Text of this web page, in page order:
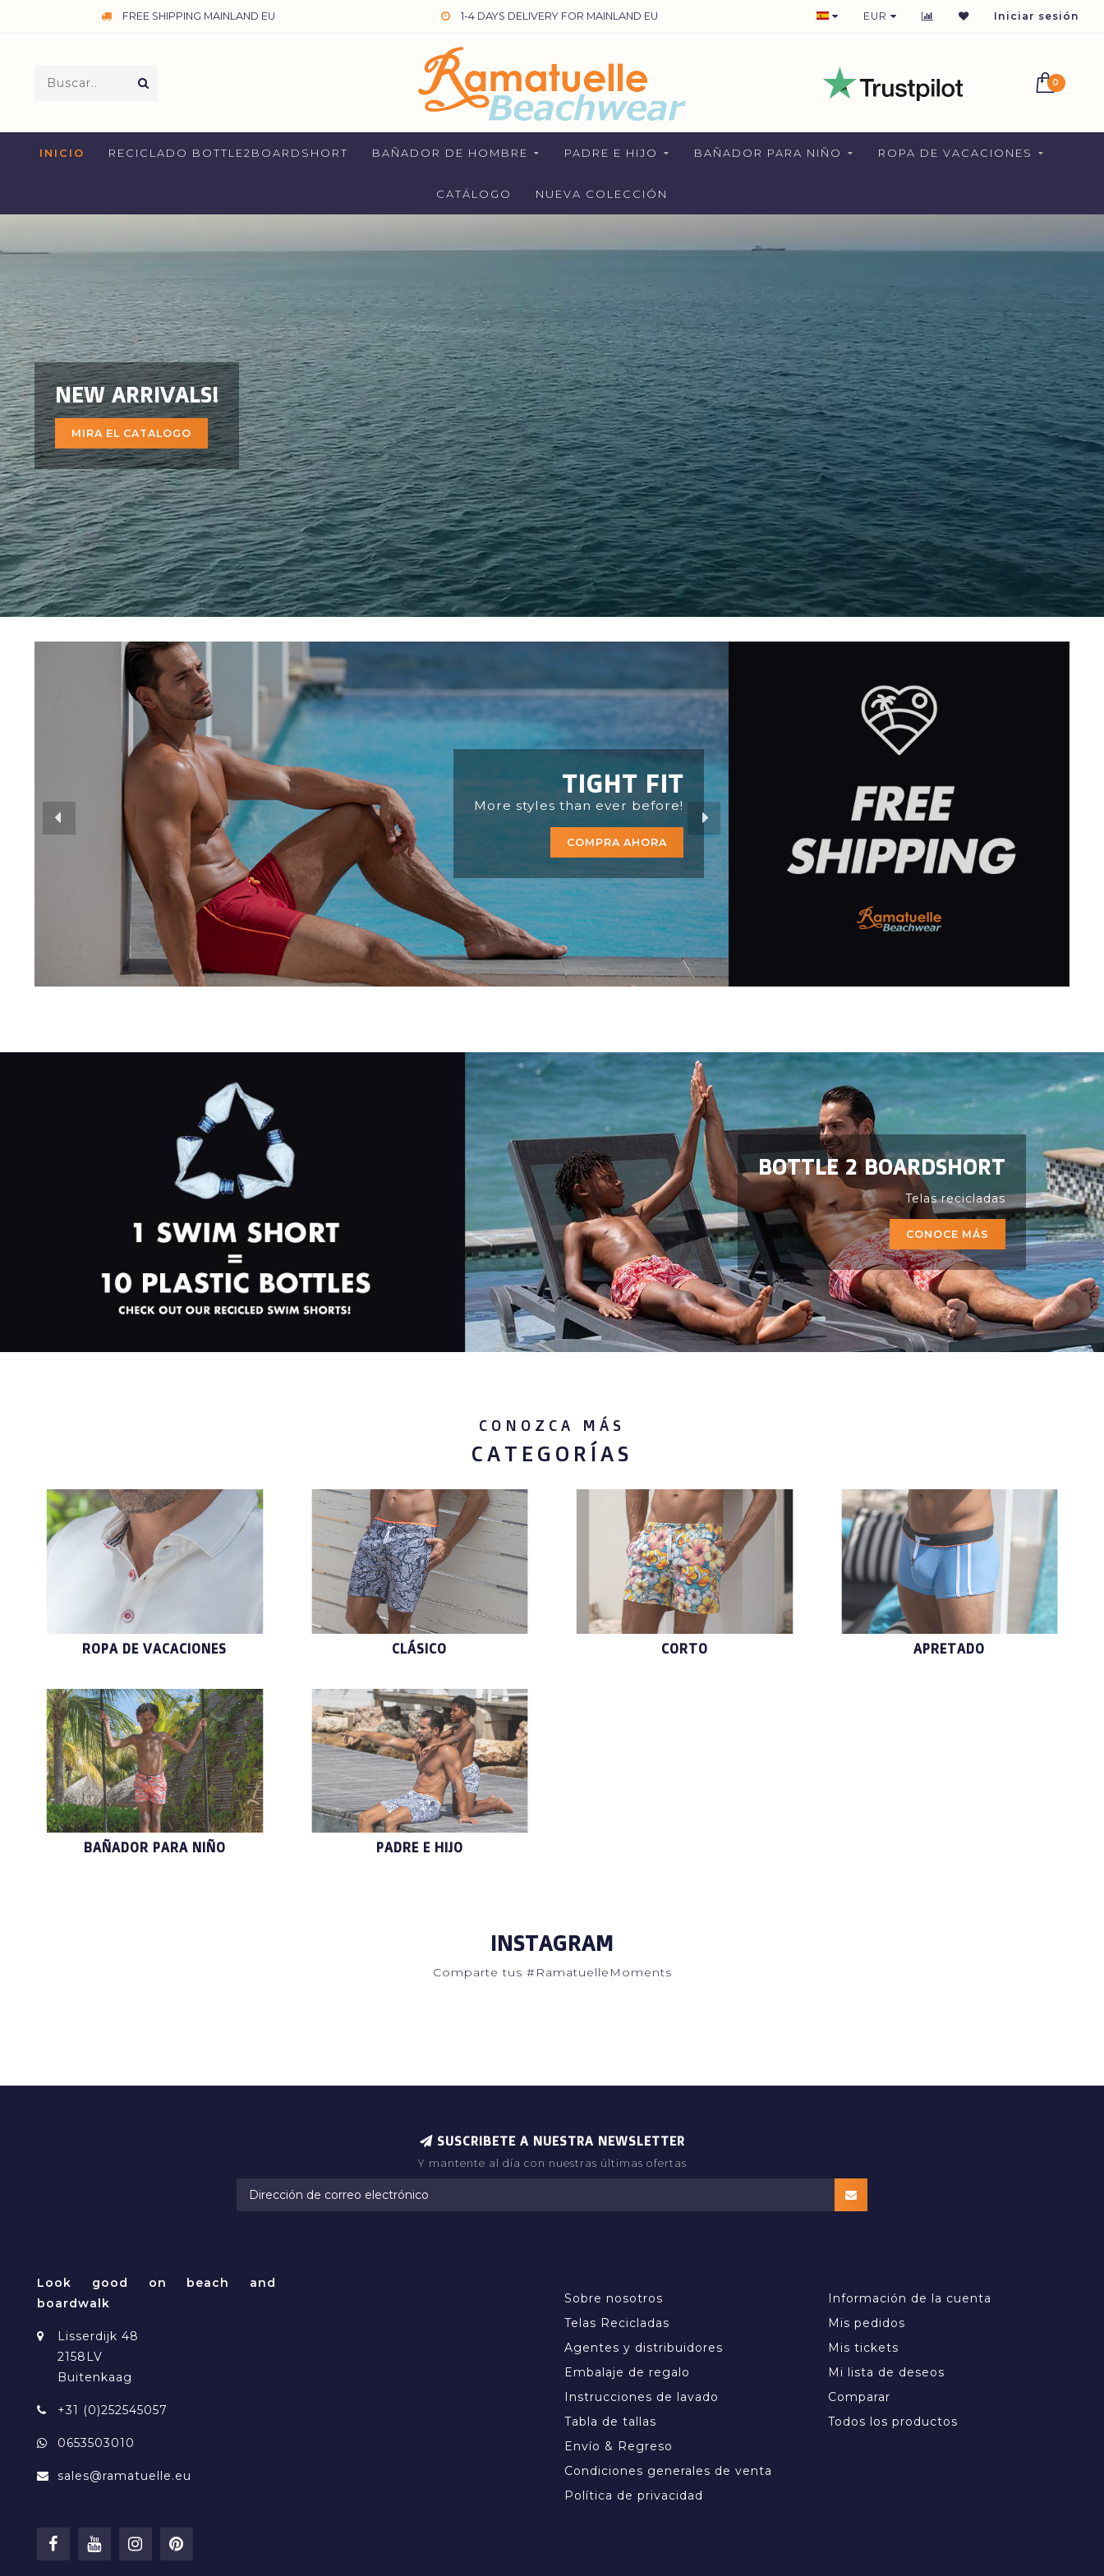
FREE SHIPPING MAINLAND EU 1-4 DAYS DELIVERY FOR MAINLAND EU EUR Iniciar sesión
0
INICIO RECICLADO BOTTLE2BOARDSHORT BAÑADOR DE HOMBRE PADRE E HIJO BAÑADOR PARA NIÑO ROPA DE VACACIONES
CATÁLOGO NUEVA COLECCIÓN
NEW ARRIVALS!
MIRA EL CATALOGO
COLLECTIONS
Now in store!!!
COMPRA AHORA
BOTTLE 2 BOARDSHORT
Telas recicladas
CONOCE MÁS
CONOZCA MÁS
CATEGORÍAS
ROPA DE VACACIONES CLÁSICO CORTO APRETADO
BAÑADOR PARA NIÑO PADRE E HIJO
INSTAGRAM
Comparte tus #RamatuelleMoments
SUSCRIBETE A NUESTRA NEWSLETTER
Y mantente al día con nuestras últimas ofertas
Look good on beach and
boardwalk
Lisserdijk 48
2158LV
Buitenkaag
+31 (0)252545057
0653503010
sales@ramatuelle.eu
Sobre nosotros
Telas Recicladas
Agentes y distribuidores
Embalaje de regalo
Instrucciones de lavado
Tabla de tallas
Envío & Regreso
Condiciones generales de venta
Política de privacidad
Información de la cuenta
Mis pedidos
Mis tickets
Mi lista de deseos
Comparar
Todos los productos